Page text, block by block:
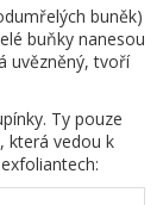
buněk)
buňky nanesou
uvězněný, tvoří
Ty pouze
která vedou k